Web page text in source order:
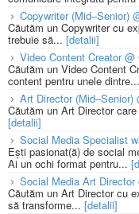
Copywriter (Mid–Senior)
Căutăm un Copywriter cu
trebuie să... [detalii]
Video Content Creator
Căutăm un Video Content
content pentru unele dintre...
Art Director (Mid–Senior)
Căutăm un Art Director
[detalii]
Social Media Specialist
Ești pasionat(ă) de social
Ai un ochi format pentru...
Social Media Art Director
Căutăm un Art Director cu
să transforme... [detalii]